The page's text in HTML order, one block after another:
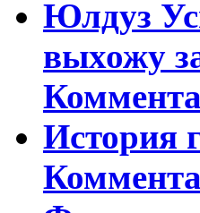
Юлдуз
выхожу
История